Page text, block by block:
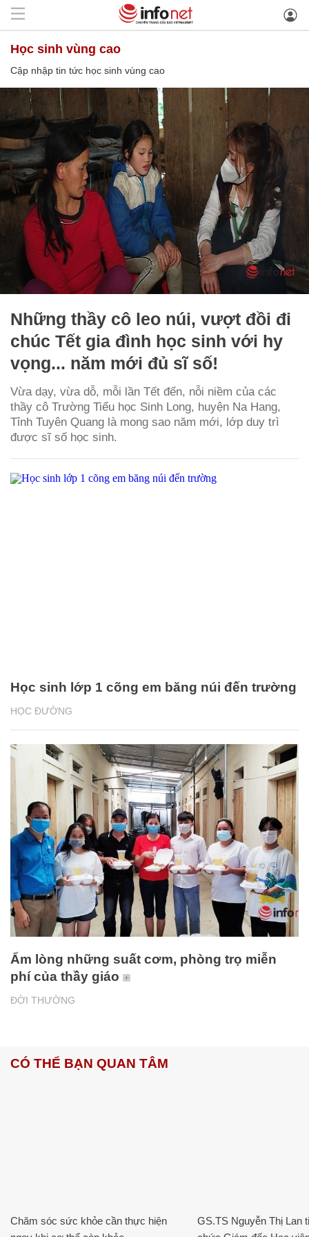
học sinh vùng cao
Cập nhập tin tức học sinh vùng cao
Những thầy cô leo núi, vượt đồi đi
chúc Tết gia đình học sinh với hy
vọng... năm mới đủ sĩ số!
Vừa dạy, vừa dỗ, mỗi lần Tết đến, nỗi niềm của các
thầy cô Trường Tiểu học Sinh Long, huyện Na Hang,
Tỉnh Tuyên Quang là mong sao năm mới, lớp duy trì
được sĩ số học sinh.
HỌC ĐƯỜNG
Học sinh lớp 1 cõng em băng núi đến trường
ĐỜI THƯỜNG
Ấm lòng những suất cơm, phòng trọ miễn
phí của thầy giáo
CÓ THỂ BẠN QUAN TÂM
Chăm sóc sức khỏe cần thực hiện
GS.TS Nguyễn Thị Lan